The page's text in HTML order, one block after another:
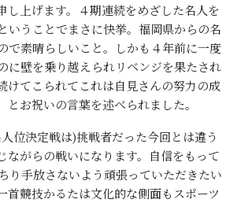
し上げます。４期連続をめざした名人を
いうことでまさに快挙。福岡県からの名
で素晴らしいこと。しかも４年前に一度
に壁を乗り越えられリベンジを果たされ
けてこられてこれは自見さんの努力の成
とお祝いの言葉を述べられました。
位決定戦は)挑戦者だった今回とは違う
ながらの戦いになります。自信をもって
り手放さないよう頑張っていただきたい
首競技かるたは文化的な側面もスポーツ